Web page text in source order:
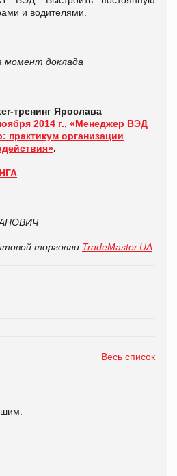
и водителями.
момент доклада
тренинг Ярослава
2014 г., «Менеджер ВЭД
организации
.
торговли TradeMaster.UA
Весь список